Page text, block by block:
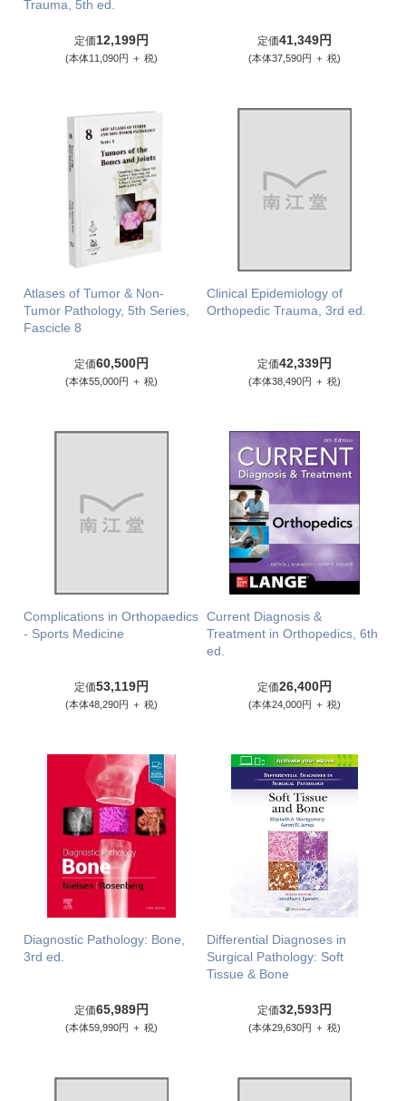
Trauma, 5th ed.
定価12,199円
(本体11,090円 ＋ 税)
定価41,349円
(本体37,590円 ＋ 税)
Atlases of Tumor & Non-
Tumor Pathology, 5th Series,
Fascicle 8
定価60,500円
(本体55,000円 ＋ 税)
Clinical Epidemiology of
Orthopedic Trauma, 3rd ed.
定価42,339円
(本体38,490円 ＋ 税)
Complications in Orthopaedics
- Sports Medicine
定価53,119円
(本体48,290円 ＋ 税)
Current Diagnosis &
Treatment in Orthopedics, 6th
ed.
定価26,400円
(本体24,000円 ＋ 税)
Diagnostic Pathology: Bone,
3rd ed.
定価65,989円
(本体59,990円 ＋ 税)
Differential Diagnoses in
Surgical Pathology: Soft
Tissue & Bone
定価32,593円
(本体29,630円 ＋ 税)